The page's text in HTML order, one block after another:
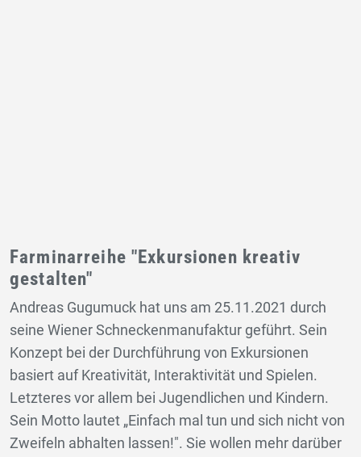
Farminarreihe "Exkursionen kreativ
gestalten"
Andreas Gugumuck hat uns am 25.11.2021 durch
seine Wiener Schneckenmanufaktur geführt. Sein
Konzept bei der Durchführung von Exkursionen
basiert auf Kreativität, Interaktivität und Spielen.
Letzteres vor allem bei Jugendlichen und Kindern.
Sein Motto lautet „Einfach mal tun und sich nicht von
Zweifeln abhalten lassen!". Sie wollen mehr darüber